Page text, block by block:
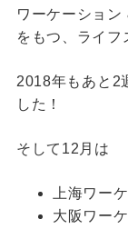
ワーケーショ
をもつ、ライフ
2018年もあと2
した！
そして12月は
上海ワー
大阪ワー